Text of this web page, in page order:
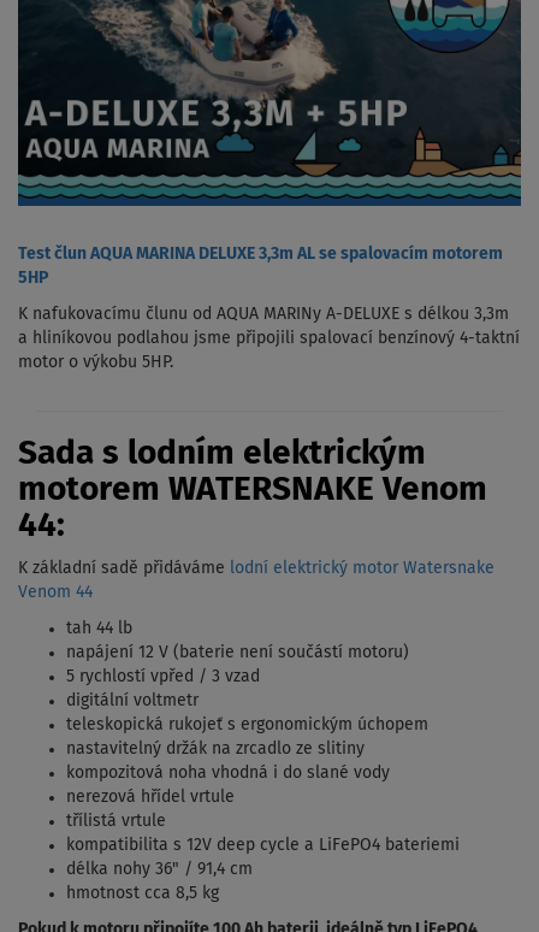
Test člun AQUA MARINA DELUXE 3,3m AL se spalovacím motorem
5HP
K nafukovacímu člunu od AQUA MARINy A-DELUXE s délkou 3,3m
a hliníkovou podlahou jsme připojili spalovací benzínový 4-taktní
motor o výkobu 5HP.
Sada s lodním elektrickým
motorem WATERSNAKE Venom
44:
K základní sadě přidáváme lodní elektrický motor Watersnake
Venom 44
tah 44 lb
napájení 12 V (baterie není součástí motoru)
5 rychlostí vpřed / 3 vzad
digitální voltmetr
teleskopická rukojeť s ergonomickým úchopem
nastavitelný držák na zrcadlo ze slitiny
kompozitová noha vhodná i do slané vody
nerezová hřídel vrtule
třílistá vrtule
kompatibilita s 12V deep cycle a LiFePO4 bateriemi
délka nohy 36" / 91,4 cm
hmotnost cca 8,5 kg